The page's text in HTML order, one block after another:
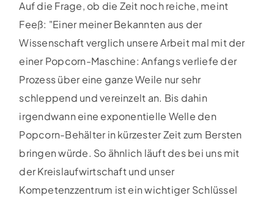
Auf die Frage, ob die Zeit noch reiche, meint
Feeß: "Einer meiner Bekannten aus der
Wissenschaft verglich unsere Arbeit mal mit der
einer Popcorn-Maschine: Anfangs verliefe der
Prozess über eine ganze Weile nur sehr
schleppend und vereinzelt an. Bis dahin
irgendwann eine exponentielle Welle den
Popcorn-Behälter in kürzester Zeit zum Bersten
bringen würde. So ähnlich läuft des bei uns mit
der Kreislaufwirtschaft und unser
Kompetenzzentrum ist ein wichtiger Schlüssel